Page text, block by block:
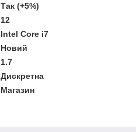
Так (+5%)
12
Intel Core i7
Новий
1.7
Дискретна
Магазин